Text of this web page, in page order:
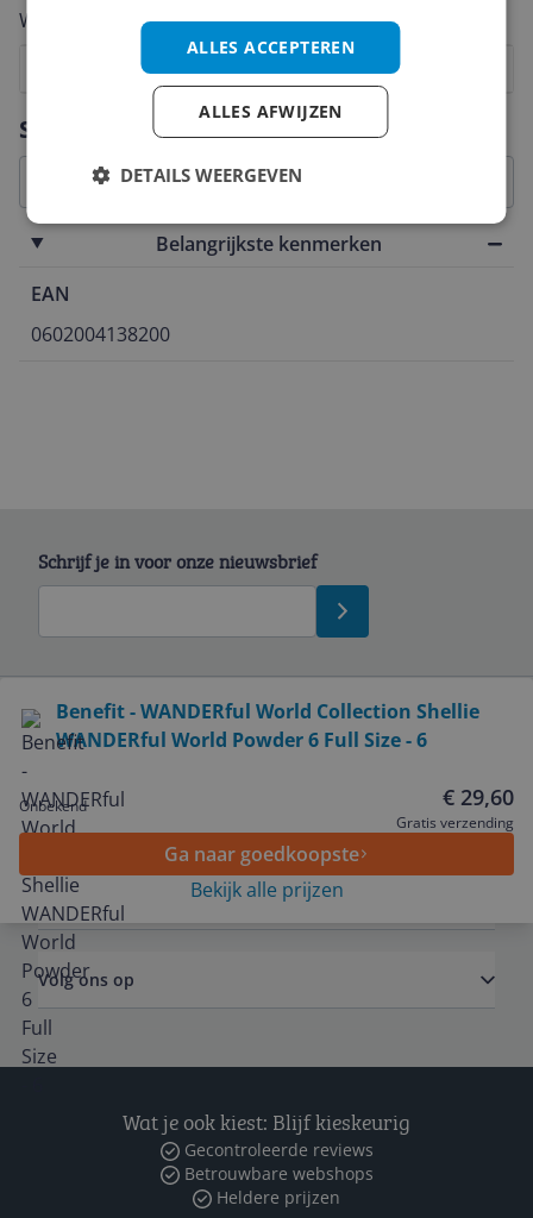
Specificaties
Belangrijkste kenmerken
EAN
0602004138200
Welk cijfer geef jij dit product?
8
7
6
5
4
3
Vraag 1 van 4
Benefit - WANDERful World Collection Shellie
WANDERful World Powder 6 Full Size - 6
Onbekend € 29,60
Gratis verzending
Ga naar goedkoopste
Bekijk alle prijzen
Schrijf je in voor onze nieuwsbrief
Service
Algemeen
Volg ons op
Wat je ook kiest: Blijf kieskeurig
Gecontroleerde reviews
Betrouwbare webshops
Heldere prijzen
ALLES ACCEPTEREN
ALLES AFWIJZEN
DETAILS WEERGEVEN